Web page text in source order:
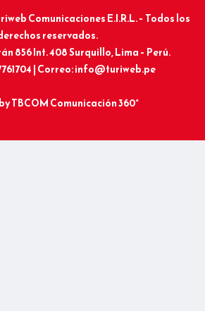
Comunicaciones E.I.R.L. – Todos los
reservados.
856 Int. 408 Surquillo, Lima – Perú.
| Correo: info@turiweb.pe
TBCOM Comunicación 360°